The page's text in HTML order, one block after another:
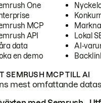
One
MCP
API
data
en demo
Lokal
AI-
SEMRUSH MCP TILL AI
mest omfattande